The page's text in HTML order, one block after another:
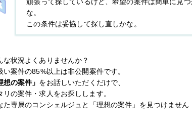
な。
この条件は妥協して探し直しかな。
な状況よくありませんか？
い案件の85%以上は非公開案件です。
想の案件」 をお話しいただくだけで、
リの案件・求人をお探しします。
た専属のコンシェルジュと
「理想の案件」を見つけません